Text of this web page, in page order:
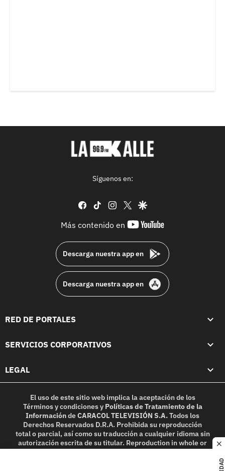
Síguenos en:
facebook
tiktok instagram
twittergoogle
Más contenido en
youtube-
Descarga nuestra app en
Descarga nuestra app en
RED DE PORTALES
SERVICIOS CORPORATIVOS
LEGAL
El uso de este sitio web implica la aceptación de los
Términos y condicionesy Políticas de Tratamiento de la
InformacióndeCARACOL TELEVISIÓN S.A.Todos los
Derechos Reservados D.R.A. Prohibida su reproducción
total o parcial, así como su traducción a cualquier idioma sin
autorización escrita de su titular. Reproduction in whole or